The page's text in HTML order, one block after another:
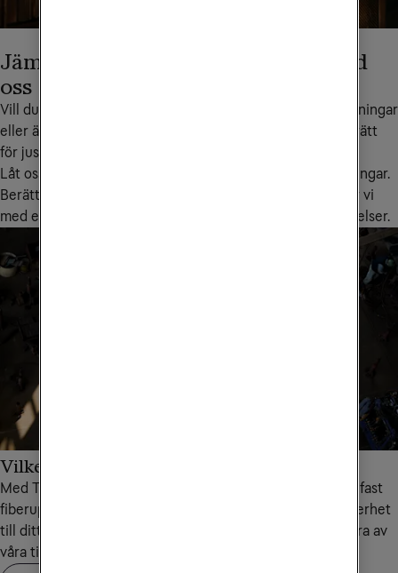
Jämför din nuvarande operatör med
oss
Vill du som småföretagare ha lägre kostnader, enklare lösningar
eller är du osäker på vilka tjänster och produkter som är rätt
för just din verksamhet?
Låt oss hjälpa dig att maximera ditt företags telekomlösningar.
Berätta hur ditt nuvarande upplägg ser ut så återkommer vi
med en tydlig jämförelse - kostnadsfritt och utan förbindelser.
Vilken hastighet behöver ditt företag?
Med Tele2 Företags bredband för företag får du en egen fast
fiberuppkoppling mot internet av högsta kvalitet och säkerhet
till ditt företag. Men hur väljer du rätt hastighet? Läs några av
våra tips för att välja rätt för just ditt företag.